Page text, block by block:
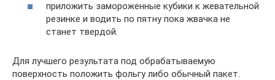
приложить замороженные кубики к жевательной
резинке и водить по пятну пока жвачка не
станет твердой.
Для лучшего результата под обрабатываемую
поверхность положить фольгу либо обычный пакет.